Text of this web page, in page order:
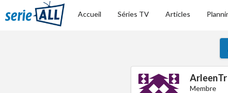
Accueil Séries TV Articles
ArleenTr
Membre